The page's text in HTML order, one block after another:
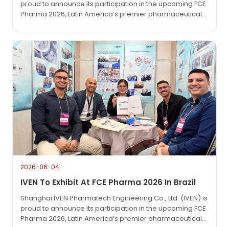
proud to announce its participation in the upcoming FCE
Pharma 2026, Latin America’s premier pharmaceutical
Paulo, Brazil.
2026-06-04
IVEN To Exhibit At FCE Pharma 2026 In Brazil
Shanghai IVEN Pharmatech Engineering Co., Ltd. (IVEN) is
proud to announce its participation in the upcoming FCE
Pharma 2026, Latin America’s premier pharmaceutical